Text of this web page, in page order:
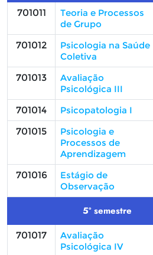
701011
Teoria e Processos
de Grupo
701012
Psicologia na Saúde
Coletiva
701013
Avaliação
Psicológica III
701014 Psicopatologia I
701015
Psicologia e
Processos de
Aprendizagem
701016
Estágio de
Observação
5º semestre
701017
Avaliação
Psicológica IV